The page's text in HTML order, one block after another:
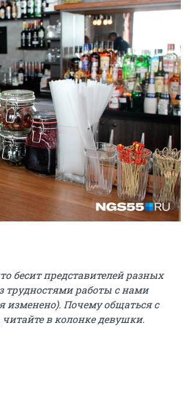
бесит представителей разных
трудностями работы с нами
изменено). Почему общаться с
в колонке девушки.